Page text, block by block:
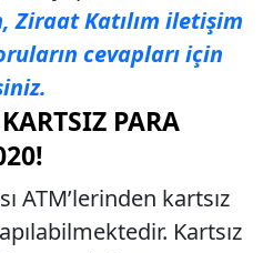
Ziraat Katılım iletişim
cevapları için
PARA
ATM’lerinden kartsız
Kartsız